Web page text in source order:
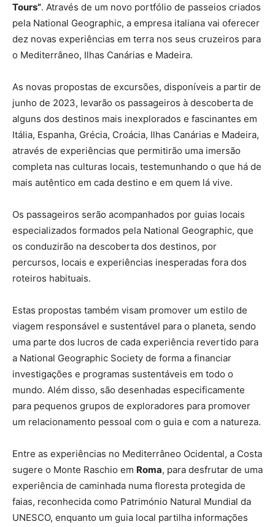
Tours”. Através de um novo portfólio de passeios criados
pela National Geographic, a empresa italiana vai oferecer
dez novas experiências em terra nos seus cruzeiros para
o Mediterrâneo, Ilhas Canárias e Madeira.
As novas propostas de excursões, disponíveis a partir de
junho de 2023, levarão os passageiros à descoberta de
alguns dos destinos mais inexplorados e fascinantes em
Itália, Espanha, Grécia, Croácia, Ilhas Canárias e Madeira,
através de experiências que permitirão uma imersão
completa nas culturas locais, testemunhando o que há de
mais autêntico em cada destino e em quem lá vive.
Os passageiros serão acompanhados por guias locais
especializados formados pela National Geographic, que
os conduzirão na descoberta dos destinos, por
percursos, locais e experiências inesperadas fora dos
roteiros habituais.
Estas propostas também visam promover um estilo de
viagem responsável e sustentável para o planeta, sendo
uma parte dos lucros de cada experiência revertido para
a National Geographic Society de forma a financiar
investigações e programas sustentáveis em todo o
mundo. Além disso, são desenhadas especificamente
para pequenos grupos de exploradores para promover
um relacionamento pessoal com o guia e com a natureza.
Entre as experiências no Mediterrâneo Ocidental, a Costa
sugere o Monte Raschio em Roma, para desfrutar de uma
experiência de caminhada numa floresta protegida de
faias, reconhecida como Património Natural Mundial da
UNESCO, enquanto um guia local partilha informações